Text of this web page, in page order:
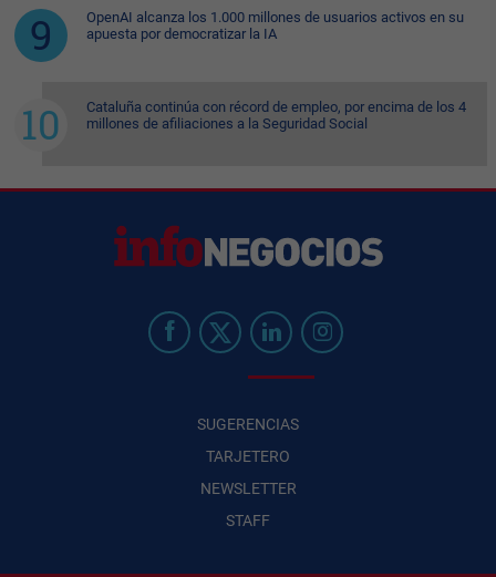
OpenAI alcanza los 1.000 millones de usuarios activos en su
apuesta por democratizar la IA
Cataluña continúa con récord de empleo, por encima de los 4
millones de afiliaciones a la Seguridad Social
SUGERENCIAS
TARJETERO
NEWSLETTER
STAFF